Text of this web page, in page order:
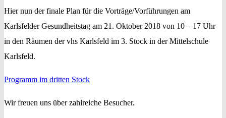
Hier nun der finale Plan für die Vorträge/Vorführungen am
Karlsfelder Gesundheitstag am 21. Oktober 2018 von 10 – 17 Uhr
in den Räumen der vhs Karlsfeld im 3. Stock in der Mittelschule
Karlsfeld.
Programm im dritten Stock
Wir freuen uns über zahlreiche Besucher.